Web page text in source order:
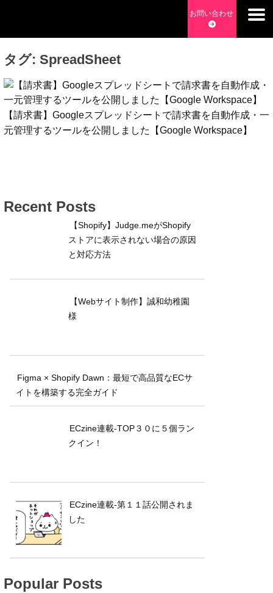
content
ムページ制作・Web開発・アプリ開発・コーチング チョッピ
ーデイズ ChoppyDays
お問い合わせ
タグ: SpreadSheet
【請求書】Googleスプレッドシートで請求書を自動作成・一
元管理するツールを公開しました【Google Workspace】
Recent Posts
【Shopify】Judge.meがShopify
ストアに表示されない場合の原因
と対応方法
【Webサイト制作】誠和幼稚園
様
Figma × Shopify Dawn：最短で高品質なECサ
イトを構築する完全ガイド
ECzine連載-TOP３０に５個ラン
クイン！
ECzine連載-第１１話公開されま
した
Popular Posts